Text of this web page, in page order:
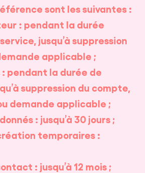
sont les suivantes :
: pendant la durée
jusqu’à suppression
applicable ;
pendant la durée de
suppression du compte,
demande applicable ;
: jusqu’à 30 jours ;
temporaires :
: jusqu’à 12 mois ;